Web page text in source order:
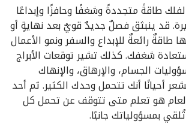
طاقةً متجددةً وشغفًا وحافزًا وإبداعًا
قد ينبثق فصلٌ جديدٌ قويٌ بعد نهايةٍ أو
طاقةٌ رائعةٌ للإبداع والسفر ونمو الأعمال
شغفك. كذلك تشير توقعات الأبراج
الجسام، والإرهاق، والإنهاك
أحيانًا أنك تتحمل وحدك الكثير. ثم أحد
هو تعلم متى تتوقف عن تحمل كل
بمسؤولياتك جانبًا.